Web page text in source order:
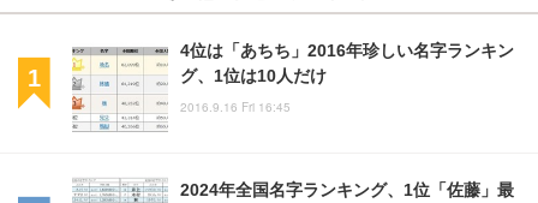
4位は「あちち」2016年珍しい名字ランキン
グ、1位は10人だけ
2016.9.16 Fri 16:45
2024年全国名字ランキング、1位「佐藤」最